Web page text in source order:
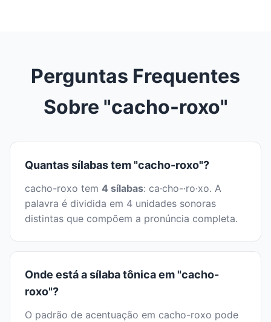
Perguntas Frequentes
Sobre "cacho-roxo"
Quantas sílabas tem "cacho-roxo"?
cacho-roxo tem 4 sílabas: ca·cho-·ro·xo. A
palavra é dividida em 4 unidades sonoras
distintas que compõem a pronúncia completa.
Onde está a sílaba tônica em "cacho-
roxo"?
O padrão de acentuação em cacho-roxo pode